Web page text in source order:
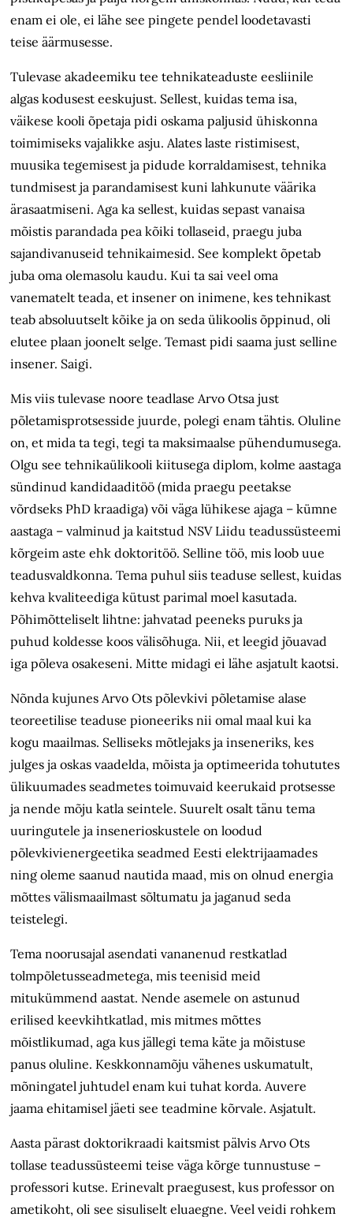
enam ei ole, ei lähe see pingete pendel loode­tavasti
teise äärmusesse.
Tulevase akadeemiku tee tehnikateaduste eesliinile
algas kodusest eeskujust. Sellest, kuidas tema isa,
väikese kooli õpetaja pidi oskama paljusid ühiskonna
toimimiseks vajalikke asju. Alates laste ristimisest,
muusika tegemisest ja pidude korraldamisest, tehnika
tundmisest ja parandamisest kuni lahkunute väärika
ärasaatmiseni. Aga ka sellest, kuidas sepast vanaisa
mõistis parandada pea kõiki tollaseid, praegu juba
sajandivanuseid tehnika­imesid. See komplekt õpetab
juba oma olemasolu kaudu. Kui ta sai veel oma
vanematelt teada, et insener on inimene, kes tehnikast
teab absoluutselt kõike ja on seda ülikoolis õppinud, oli
elutee plaan joonelt selge. Temast pidi saama just selline
insener. Saigi.
Mis viis tulevase noore teadlase Arvo Otsa just
põletamisprotsesside juurde, polegi enam tähtis. Oluline
on, et mida ta tegi, tegi ta maksimaalse pühendumusega.
Olgu see tehnikaülikooli kiitusega diplom, kolme aastaga
sündinud kandidaaditöö (mida praegu peetakse
võrdseks PhD kraadiga) või väga lühikese ajaga – kümne
aastaga – valminud ja kaitstud NSV Liidu teadussüsteemi
kõrgeim aste ehk doktoritöö. Selline töö, mis loob uue
teadusvaldkonna. Tema puhul siis teaduse sellest, kuidas
kehva kvaliteediga kütust parimal moel kasutada.
Põhimõtteliselt lihtne: jahvatad peeneks puruks ja
puhud koldesse koos välisõhuga. Nii, et leegid jõuavad
iga põleva osakeseni. Mitte midagi ei lähe asjatult kaotsi.
Nõnda kujunes Arvo Ots põlevkivi põletamise alase
teoreetilise teaduse pioneeriks nii omal maal kui ka
kogu maailmas. Selliseks mõtlejaks ja inseneriks, kes
julges ja oskas vaadelda, mõista ja optimeerida tohututes
ülikuumades seadmetes toimuvaid keerukaid protsesse
ja nende mõju katla seintele. Suurelt osalt tänu tema
uuringutele ja insenerioskustele on loodud
põlevkivienergeetika seadmed Eesti elektrijaamades
ning oleme saanud nautida maad, mis on olnud energia
mõttes välismaailmast sõltumatu ja jaganud seda
teistelegi.
Tema noorusajal asendati vananenud restkatlad
tolmpõletusseadmetega, mis teenisid meid
mitukümmend aastat. Nende asemele on astunud
erilised keevkihtkatlad, mis mitmes mõttes
mõistlikumad, aga kus jällegi tema käte ja mõistuse
panus oluline. Keskkonnamõju vähenes uskumatult,
mõningatel juhtudel enam kui tuhat korda. Auvere
jaama ehitamisel jäeti see teadmine kõrvale. Asjatult.
Aasta pärast doktorikraadi kaitsmist pälvis Arvo Ots
tollase teadussüsteemi teise väga kõrge tunnustuse –
professori kutse. Erinevalt praegusest, kus professor on
ametikoht, oli see sisuliselt eluaegne. Veel veidi rohkem